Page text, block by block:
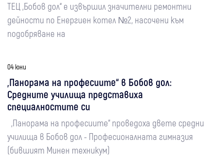
ТЕЦ „Бобов дол“ е извършил значителни ремонтни
дейности по Енергиен котел №2, насочени към
подобряване на
04 юни
„Панорама на професиите“ в Бобов дол:
Средните училища представиха
специалностите си
„Панорама на професиите“ проведоха двете средни
училища в Бобов дол - Професионалната гимназия
(бившият Минен техникум)